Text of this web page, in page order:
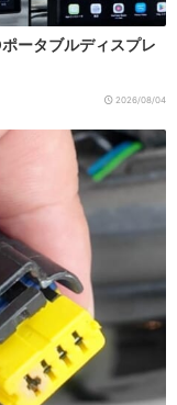
ータブルディスプレ
2026/08/04